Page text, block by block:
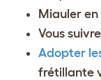
Miauler en
Vous
Adopter
frétillante